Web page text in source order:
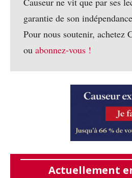
garantie de son
Pour nous soutenir, achetez
ou abonnez-vous !
Actuellement